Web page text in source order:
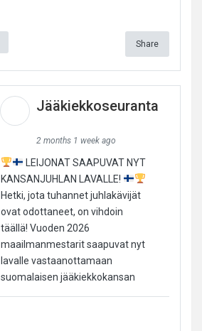
Share
Jääkiekkoseuranta
2 months 1 week ago
LEIJONAT SAAPUVAT NYT
KANSANJUHLAN LAVALLE!
Hetki, jota tuhannet juhlakävijät
ovat odottaneet, on vihdoin
täällä! Vuoden 2026
maailmanmestarit saapuvat nyt
lavalle vastaanottamaan
suomalaisen jääkiekkokansan